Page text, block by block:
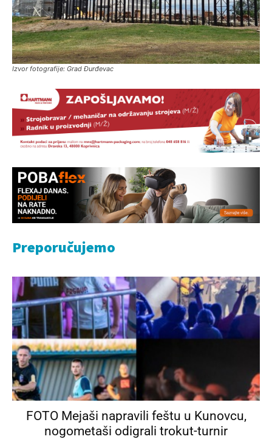
Izvor fotografije: Grad Đurđevac
Preporučujemo
FOTO Mejaši napravili feštu u Kunovcu,
nogometaši odigrali trokut-turnir